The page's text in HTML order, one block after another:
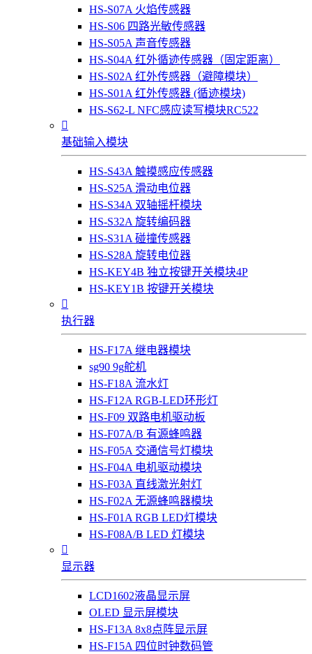
HS-S07A 火焰传感器
HS-S06 四路光敏传感器
HS-S05A 声音传感器
HS-S04A 红外循迹传感器（固定距离）
HS-S02A 红外传感器（避障模块）
HS-S01A 红外传感器 (循迹模块)
HS-S62-L NFC感应读写模块RC522

基础输入模块
HS-S43A 触摸感应传感器
HS-S25A 滑动电位器
HS-S34A 双轴摇杆模块
HS-S32A 旋转编码器
HS-S31A 碰撞传感器
HS-S28A 旋转电位器
HS-KEY4B 独立按键开关模块4P
HS-KEY1B 按键开关模块

执行器
HS-F17A 继电器模块
sg90 9g舵机
HS-F18A 流水灯
HS-F12A RGB-LED环形灯
HS-F09 双路电机驱动板
HS-F07A/B 有源蜂鸣器
HS-F05A 交通信号灯模块
HS-F04A 电机驱动模块
HS-F03A 直线激光射灯
HS-F02A 无源蜂鸣器模块
HS-F01A RGB LED灯模块
HS-F08A/B LED 灯模块

显示器
LCD1602液晶显示屏
OLED 显示屏模块
HS-F13A 8x8点阵显示屏
HS-F15A 四位时钟数码管